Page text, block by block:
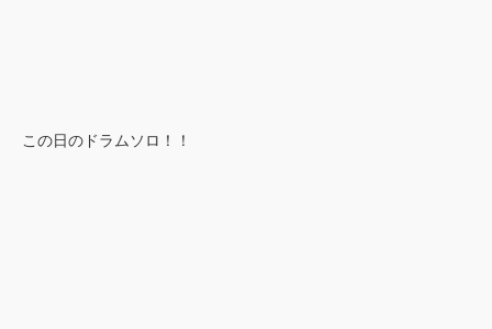
この日のドラムソロ！！